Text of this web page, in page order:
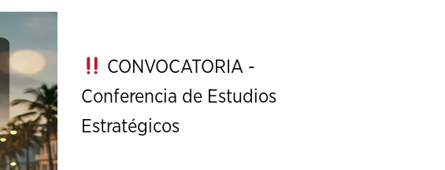
CONVOCATORIA -
Conferencia de Estudios
Estratégicos